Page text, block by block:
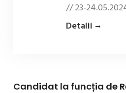
// 23-
Detalii
Candidat la funcția de